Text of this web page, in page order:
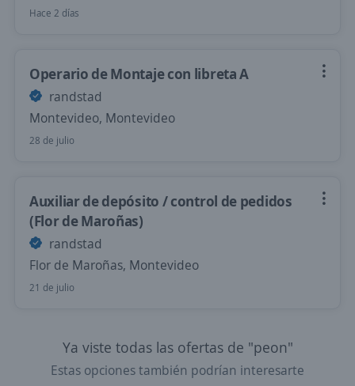
Hace 2 días
Operario de Montaje con libreta A
randstad
Montevideo, Montevideo
28 de julio
Auxiliar de depósito / control de pedidos
(Flor de Maroñas)
randstad
Flor de Maroñas, Montevideo
21 de julio
Ya viste todas las ofertas de "peon"
Estas opciones también podrían interesarte